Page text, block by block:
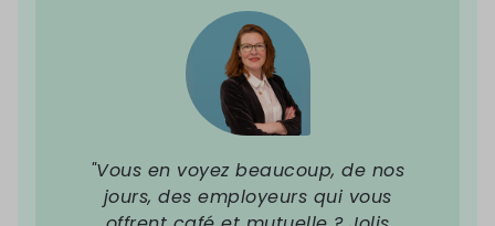
"Vous en voyez beaucoup, de nos
jours, des employeurs qui vous